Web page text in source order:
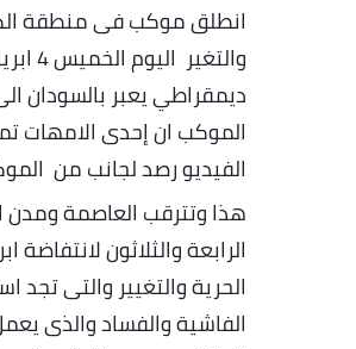
انطلق موكب فى منطقة
ديمقراطي يعبر بالسودان
الموكب ان إحدى الامهات
الفيديو رصد لجانب من
الحرية والتغيير والتى
الفاشية والفساد والذى